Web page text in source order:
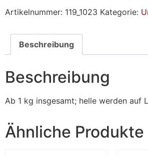
Artikelnummer: 119_1023 Kategorie:
Beschreibung
Beschreibung
Ab 1 kg insgesamt; helle werden auf
Ähnliche Produkte